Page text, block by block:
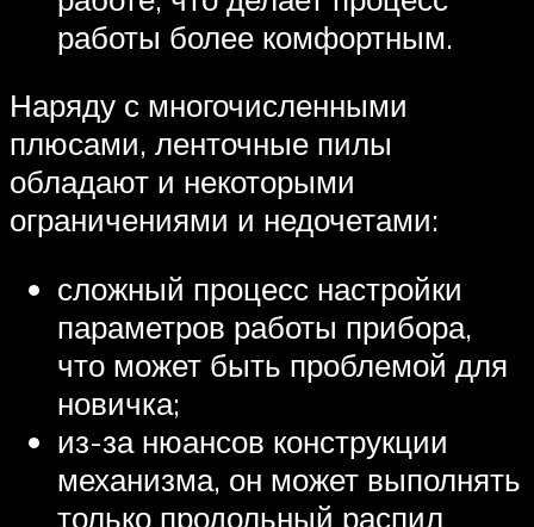
работы более комфортным.
Наряду с многочисленными
плюсами, ленточные пилы
обладают и некоторыми
ограничениями и недочетами:
сложный процесс настройки
параметров работы прибора,
что может быть проблемой для
новичка;
из-за нюансов конструкции
механизма, он может выполнять
только продольный распил